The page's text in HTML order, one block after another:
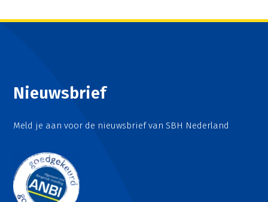
Nieuwsbrief
Meld je aan voor de nieuwsbrief van SBH Nederland